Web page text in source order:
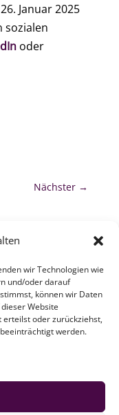
wir Technologien wie
und/oder darauf
können wir Daten
Website
oder zurückziehst,
werden.
Januar 2025
sozialen
oder
Nächster →